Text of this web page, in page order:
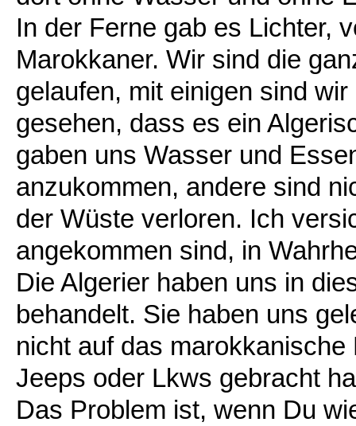
In der Ferne gab es Lichter,
Marokkaner. Wir sind die
gelaufen, mit einigen sind
gesehen, dass es ein
gaben uns Wasser und
anzukommen, andere sind
der Wüste verloren. Ich
angekommen sind, in
Die Algerier haben uns in
behandelt. Sie haben uns
nicht auf das
Jeeps oder Lkws gebracht
Das Problem ist, wenn Du